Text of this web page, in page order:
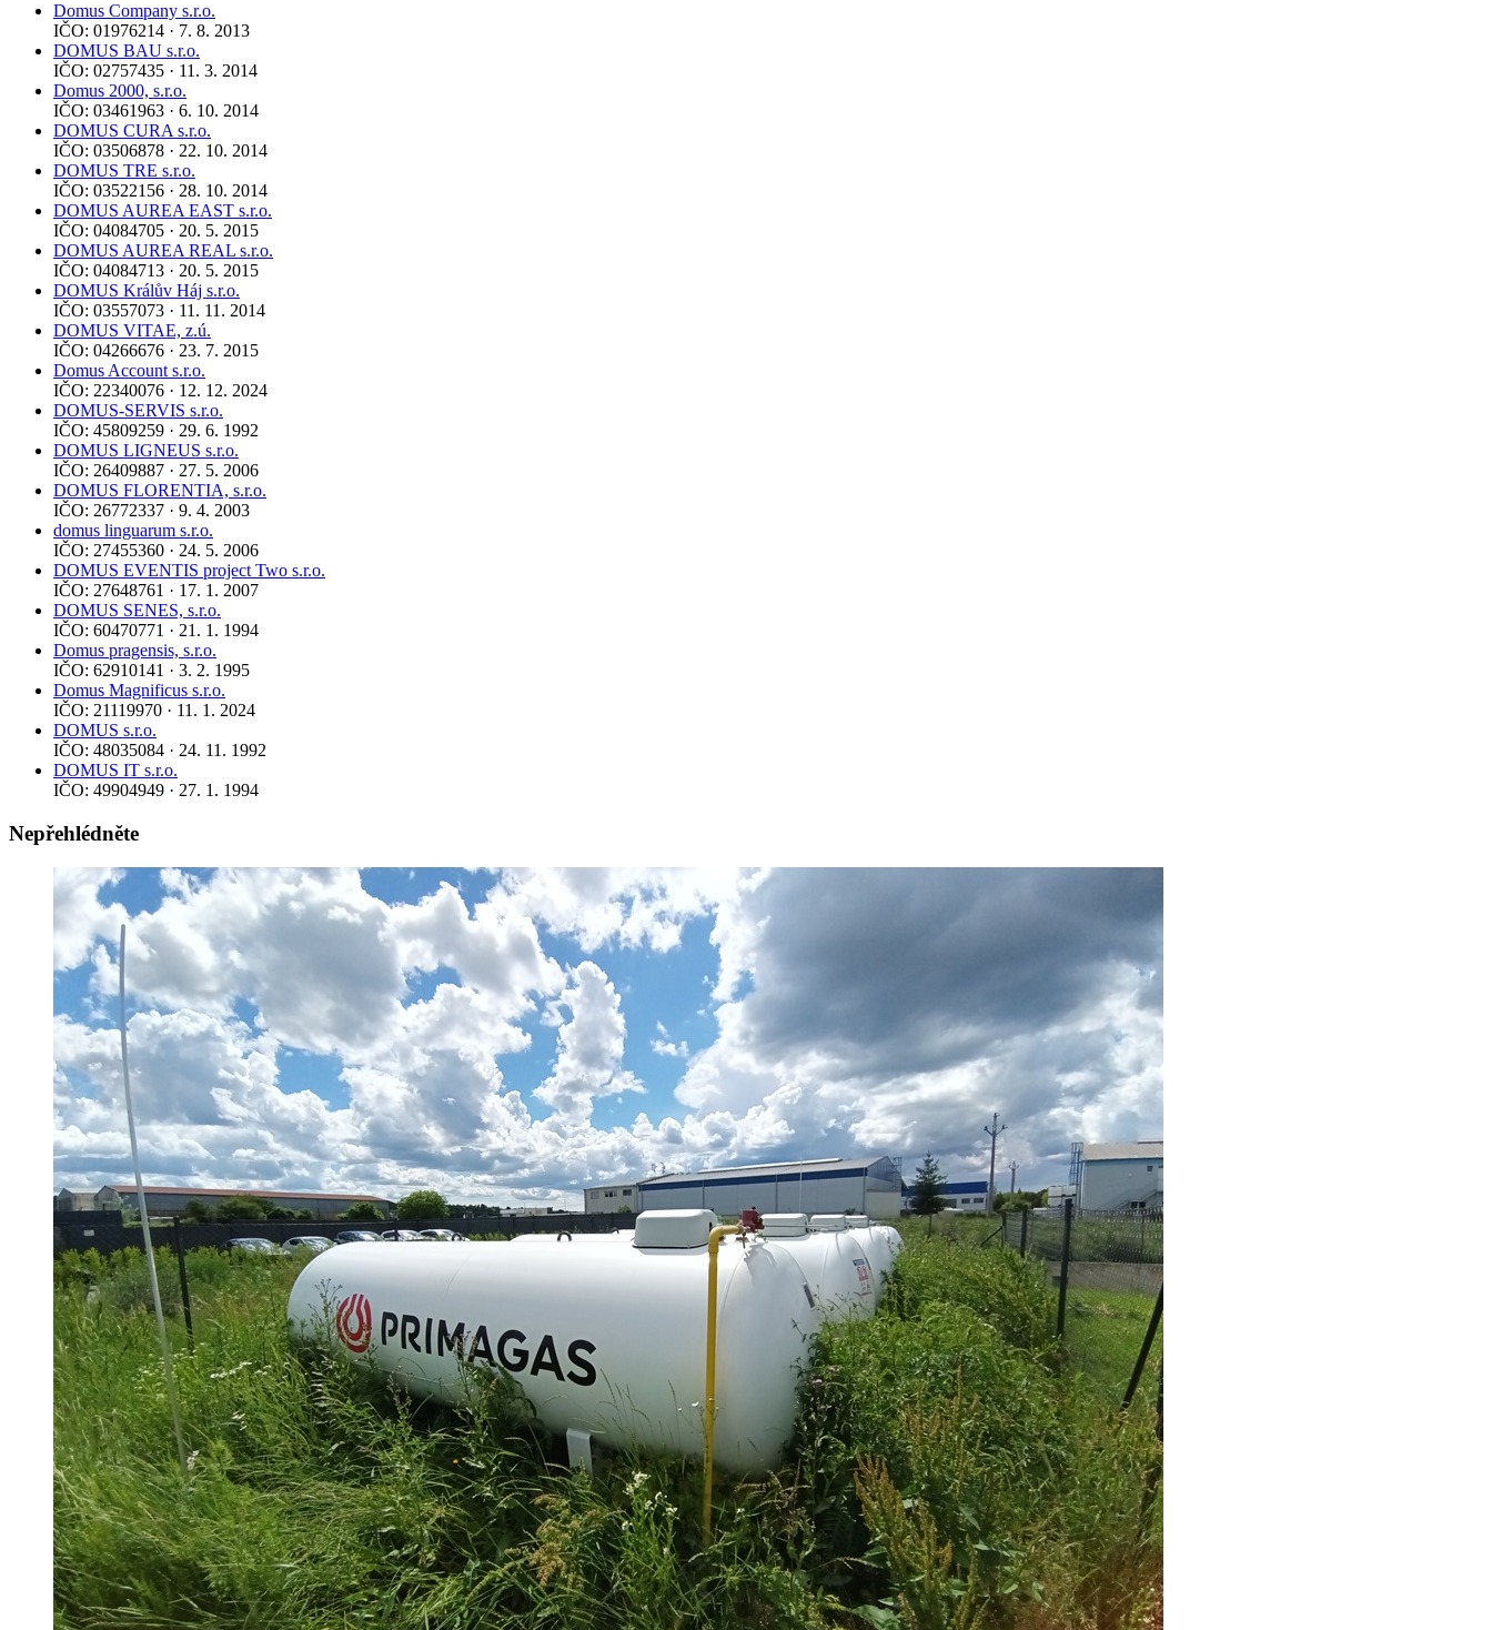
Domus Company s.r.o.
IČO: 01976214 · 7. 8. 2013
DOMUS BAU s.r.o.
IČO: 02757435 · 11. 3. 2014
Domus 2000, s.r.o.
IČO: 03461963 · 6. 10. 2014
DOMUS CURA s.r.o.
IČO: 03506878 · 22. 10. 2014
DOMUS TRE s.r.o.
IČO: 03522156 · 28. 10. 2014
DOMUS AUREA EAST s.r.o.
IČO: 04084705 · 20. 5. 2015
DOMUS AUREA REAL s.r.o.
IČO: 04084713 · 20. 5. 2015
DOMUS Králův Háj s.r.o.
IČO: 03557073 · 11. 11. 2014
DOMUS VITAE, z.ú.
IČO: 04266676 · 23. 7. 2015
Domus Account s.r.o.
IČO: 22340076 · 12. 12. 2024
DOMUS-SERVIS s.r.o.
IČO: 45809259 · 29. 6. 1992
DOMUS LIGNEUS s.r.o.
IČO: 26409887 · 27. 5. 2006
DOMUS FLORENTIA, s.r.o.
IČO: 26772337 · 9. 4. 2003
domus linguarum s.r.o.
IČO: 27455360 · 24. 5. 2006
DOMUS EVENTIS project Two s.r.o.
IČO: 27648761 · 17. 1. 2007
DOMUS SENES, s.r.o.
IČO: 60470771 · 21. 1. 1994
Domus pragensis, s.r.o.
IČO: 62910141 · 3. 2. 1995
Domus Magnificus s.r.o.
IČO: 21119970 · 11. 1. 2024
DOMUS s.r.o.
IČO: 48035084 · 24. 11. 1992
DOMUS IT s.r.o.
IČO: 49904949 · 27. 1. 1994
Nepřehlédněte